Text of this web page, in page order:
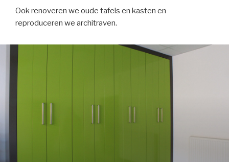
Ook renoveren we oude tafels en kasten en
reproduceren we architraven.